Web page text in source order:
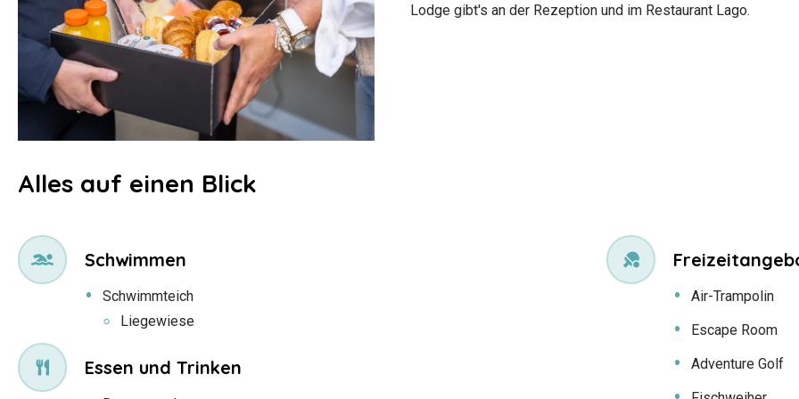
Lodge gibt's an der Rezeption und im Restaurant Lago.
Alles auf einen Blick
Schwimmen
Schwimmteich
Liegewiese
Essen und Trinken
Air-Trampolin
Escape Room
Adventure Golf